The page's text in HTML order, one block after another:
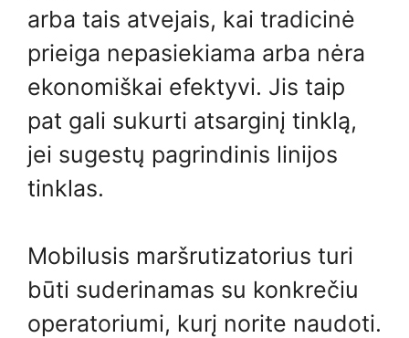
arba tais atvejais, kai tradicinė
prieiga nepasiekiama arba nėra
ekonomiškai efektyvi. Jis taip
pat gali sukurti atsarginį tinklą,
jei sugestų pagrindinis linijos
tinklas.
Mobilusis maršrutizatorius turi
būti suderinamas su konkrečiu
operatoriumi, kurį norite naudoti.